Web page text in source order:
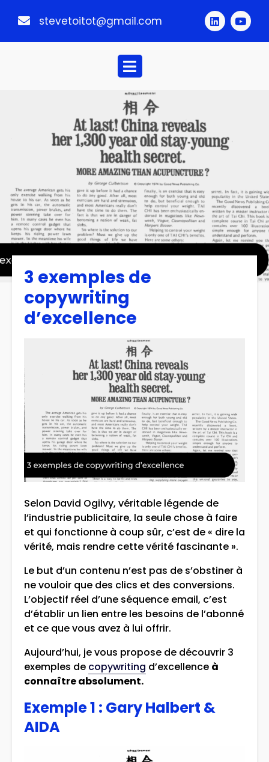
stevetoitot@gmail.com
3 exemples de
copywriting
d’excellence
Selon David Ogilvy, véritable légende de
l’industrie publicitaire, la seule chose à faire
et qui fonctionne à coup sûr, c’est de « dire la
vérité, mais rendre cette vérité fascinante ».
Le but d’un contenu n’est pas de s’obstiner à
ne vouloir que des clics et des conversions.
L’objectif réel d’une séquence email, c’est
d’établir un lien entre les besoins de l’abonné
et ce que vous avez à lui offrir.
Aujourd’hui, je vous propose de découvrir 3
exemples de copywriting d’excellence à
connaître absolument.
Exemple 1 : Gary Halbert &
AIDA